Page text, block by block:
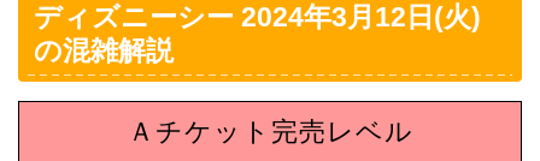
ディズニーシー 2024年3月12日(火)
の混雑解説
Ａチケット完売レベル